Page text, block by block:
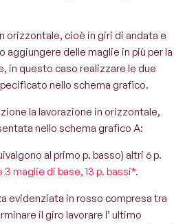
orizzontale, cioè in giri di andata e
aggiungere delle maglie in più per la
in questo caso realizzare le due
nello schema grafico.
la lavorazione in orizzontale,
nello schema grafico A:
al primo p. basso) altri 6 p.
maglie di base, 13 p. bassi*.
evidenziata in rosso compresa tra
il giro lavorare l’ ultimo